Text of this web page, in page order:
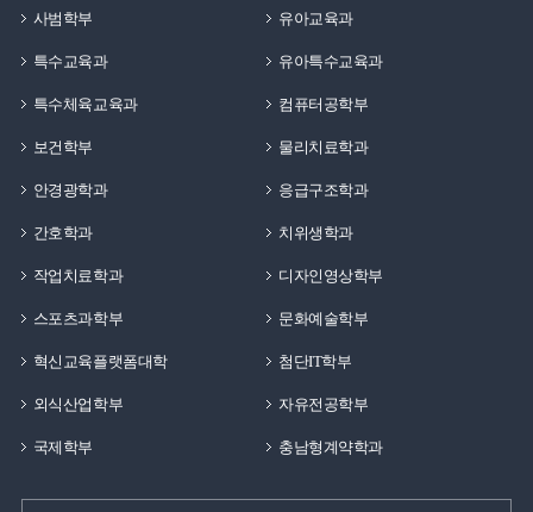
사범학부 유아교육과
특수교육과 유아특수교육과
특수체육교육과 컴퓨터공학부
보건학부 물리치료학과
안경광학과 응급구조학과
간호학과 치위생학과
작업치료학과 디자인영상학부
스포츠과학부 문화예술학부
혁신교육플랫폼대학 첨단IT학부
외식산업학부 자유전공학부
국제학부 충남형계약학과